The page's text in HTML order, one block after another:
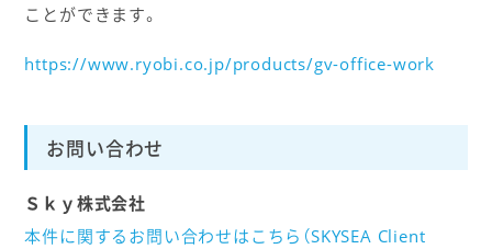
ことができます。
https://www.ryobi.co.jp/products/gv-office-work
お問い合わせ
Ｓｋｙ株式会社
本件に関するお問い合わせはこちら（SKYSEA Client